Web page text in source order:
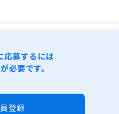
応募するには
必要です。
登録